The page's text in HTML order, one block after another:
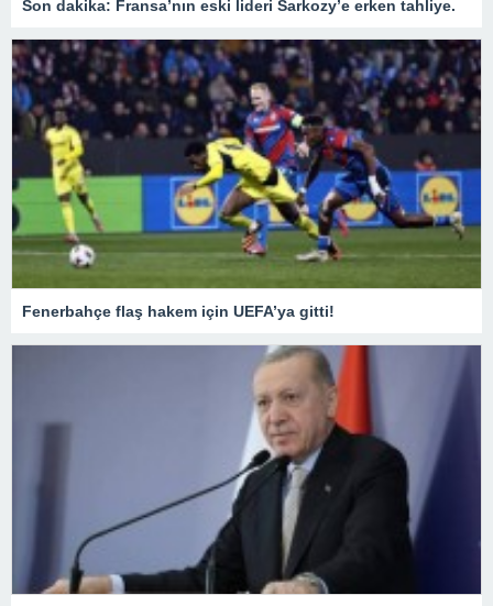
Son dakika: Fransa’nın eski lideri Sarkozy’e erken tahliye.
Fenerbahçe flaş hakem için UEFA’ya gitti!